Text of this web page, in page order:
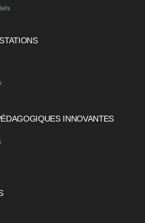
INNOVANTES